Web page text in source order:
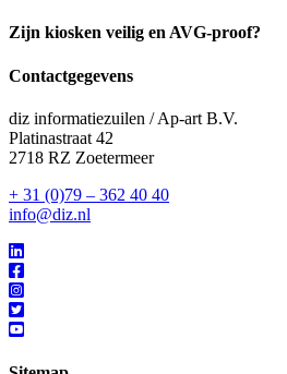
Zijn kiosken veilig en AVG‑proof?
Contactgegevens
diz informatiezuilen / Ap-art B.V.
Platinastraat 42
2718 RZ Zoetermeer
+ 31 (0)79 – 362 40 40
info@diz.nl